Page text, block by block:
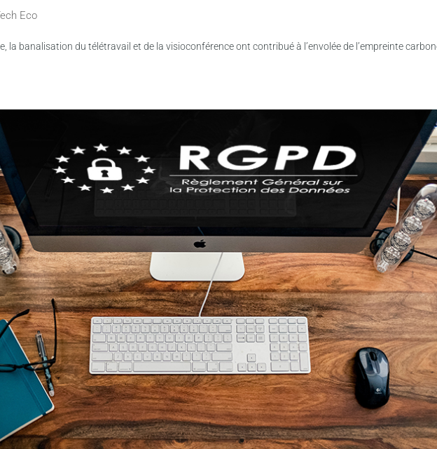
Eco
la banalisation du télétravail et de la visioconférence ont contribué à l’envolée de l’empreinte